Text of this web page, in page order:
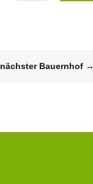
nächster Bauernhof→